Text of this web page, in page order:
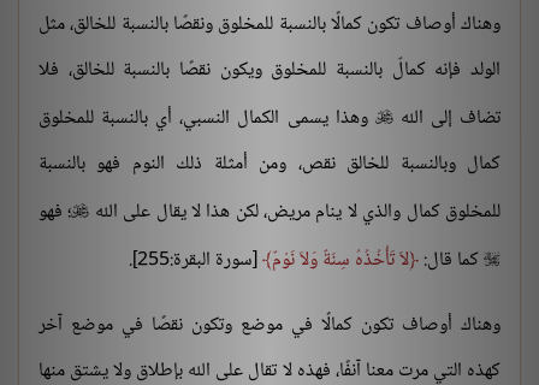
وهناك أوصاف تكون كمالًا بالنسبة للمخلوق ونقصًا بالنسبة للخالق، مثل
الولد فإنه كمالٌ بالنسبة للمخلوق ويكون نقصًا بالنسبة للخالق، فلا
تضاف إلى الله وهذا يسمى الكمال النسبي، أي بالنسبة للمخلوق
كمال وبالنسبة للخالق نقص، ومن أمثلة ذلك النوم فهو بالنسبة
للمخلوق كمال والذي لا ينام مريض، لكن هذا لا يقال على الله ؛ فهو
 كما قال: لاَ تَأْخُذُهُ سِنَةٌ وَلاَ نَوْمٌ [سورة البقرة:255].
وهناك أوصاف تكون كمالًا في موضع وتكون نقصًا في موضع آخر
كهذه التي مرت معنا آنفًا، فهذه لا تقال على الله بإطلاق ولا يشتق منها